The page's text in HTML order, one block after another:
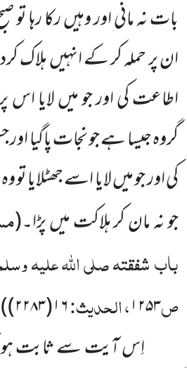
بات نہ مانی اور وہیں رکا
ان پر حملہ کر کے انہیں ہلاک
اطاعت کی اور جو میں لایا اس
گروہ جیسا ہے جو نجات پاگیا
کی اور جو میں لایا اسے
جو نہ مان کر ہلاکت میں پڑا۔(
باب شفقتہ صلی اللہ علیہ
ص۱۲۵۳، الحدیث:۱۶(۲۲۸۳))
اِس آیت سے ثابت ہوا